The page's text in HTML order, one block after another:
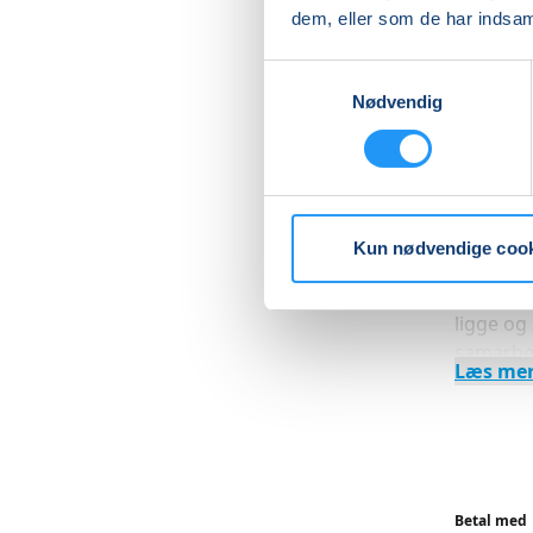
dem, eller som de har
Nødvendig
Kun nødvendige
Ved
ligge og
Læs
Betal med